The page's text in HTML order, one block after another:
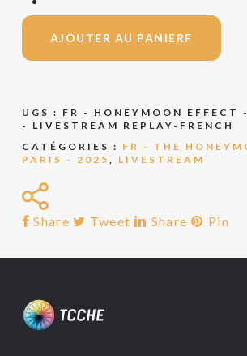
AJOUTER AU PANIERF
UGS : FR - HONEYMOON EFFECT
- LIVESTREAM REPLAY-FRENCH
CATÉGORIES : FR - THE
PARIS - 2025
LIVESTREAM
Share Tweet Share Pin